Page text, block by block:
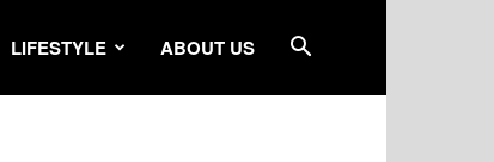
LIFESTYLE ABOUT US